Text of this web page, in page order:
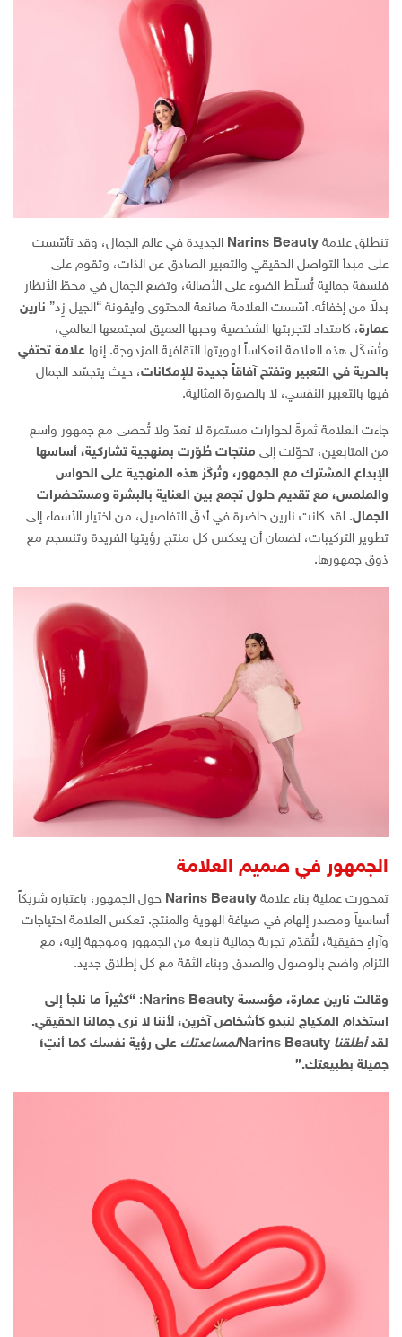
تنطلق علامة Narins Beauty
الجديدة في عالم الجمال، وقد تأسّست
على مبدأ التواصل الحقيقي والتعبير الصادق عن الذات، وتقوم على
فلسفة جمالية تُسلّط الضوء على الأصالة، وتضع الجمال في محطّ الأنظار
بدلاً من إخفائه. أسّست العلامة صانعة المحتوى وأيقونة “الجيل زِد” نارين
عمارة، كامتداد لتجربتها الشخصية وحبها العميق لمجتمعها العالمي،
وتُشكّل هذه العلامة انعكاساً لهويتها الثقافية المزدوجة. إنها علامة تحتفي
بالحرية في التعبير وتفتح آفاقاً جديدة للإمكانات، حيث يتجسّد الجمال
فيها بالتعبير النفسي، لا بالصورة المثالية.
جاءت العلامة ثمرةً لحوارات مستمرة لا تعدّ ولا تُحصى مع جمهور واسع
من المتابعين، تحوّلت إلى منتجات طُوّرت بمنهجية تشاركية، أساسها
الإبداع المشترك مع الجمهور، وتُركّز هذه المنهجية على الحواس
والملمس، مع تقديم حلول تجمع بين العناية بالبشرة ومستحضرات
الجمال. لقد كانت نارين حاضرة في أدقّ التفاصيل، من اختيار الأسماء إلى
تطوير التركيبات، لضمان أن يعكس كل منتج رؤيتها الفريدة وتنسجم مع
ذوق جمهورها.
الجمهور في صميم العلامة
تمحورت عملية بناء علامة Narins Beauty حول الجمهور، باعتباره شريكاً
أساسياً ومصدر إلهام في صياغة الهوية والمنتج. تعكس العلامة احتياجات
وآراءٍ حقيقية، لتُقدّم تجربة جمالية نابعة من الجمهور وموجهة إليه، مع
التزام واضح بالوصول والصدق وبناء الثقة مع كل إطلاق جديد.
وقالت نارين عمارة، مؤسسة Narins Beauty
: “كثيراً ما نلجأ إلى
استخدام المكياج لنبدو كأشخاص آخرين، لأننا لا نرى جمالنا الحقيقي.
لقدأطلقنا Narins Beautyلمساعدتكعلى رؤية نفسك كما أنتِ؛
جميلة بطبيعتك.”